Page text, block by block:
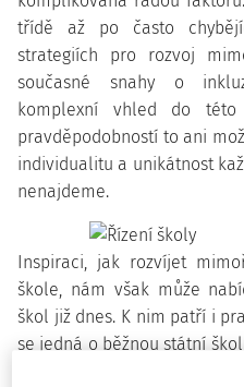
třídě až po často
strategiích pro rozvoj
současné snahy o
komplexní vhled do
pravděpodobností to ani
individualitu a unikátnost
nenajdeme.
Inspiraci, jak rozvíjet
škole, nám však může
škol již dnes. K nim patří i
se jedná o běžnou státní